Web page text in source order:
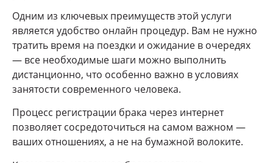
Одним из ключевых преимуществ этой услуги
является удобство онлайн процедур. Вам не нужно
тратить время на поездки и ожидание в очередях
— все необходимые шаги можно выполнить
дистанционно, что особенно важно в условиях
занятости современного человека.
Процесс регистрации брака через интернет
позволяет сосредоточиться на самом важном —
ваших отношениях, а не на бумажной волоките.